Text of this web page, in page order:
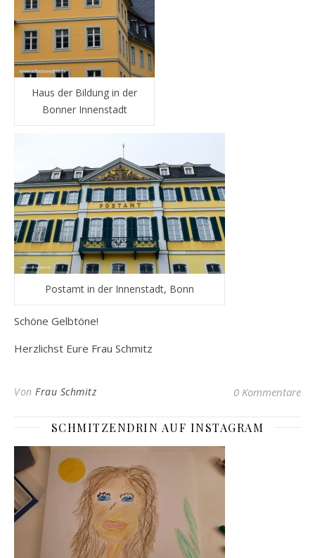
Haus der Bildung in der
Bonner Innenstadt
Postamt in der Innenstadt, Bonn
Schöne Gelbtöne!
Herzlichst Eure Frau Schmitz
Von Frau Schmitz 0 Kommentare
SCHMITZENDRIN AUF INSTAGRAM